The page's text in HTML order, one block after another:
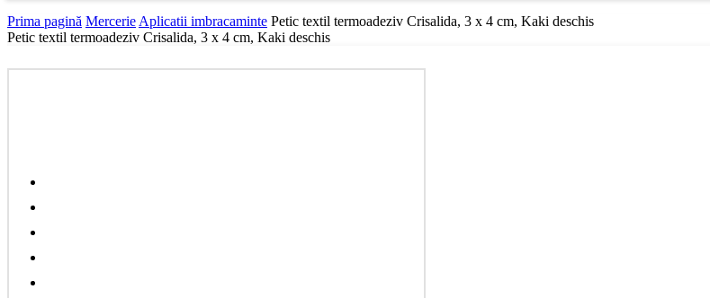
Prima pagină Mercerie Aplicatii imbracaminte Petic textil termoadeziv Crisalida, 3 x 4 cm, Kaki deschis
Petic textil termoadeziv Crisalida, 3 x 4 cm, Kaki deschis